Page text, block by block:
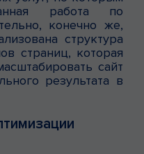
работа по
конечно же,
структура
страниц, которая
сайт
результата в